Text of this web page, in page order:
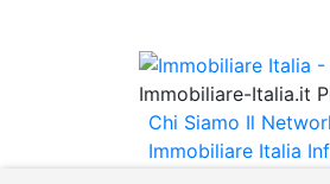
Immobiliare-Italia.it
Chi Siamo Il
Immobiliare Italia